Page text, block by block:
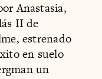
Anastasia,
II de
estrenado
en suelo
un